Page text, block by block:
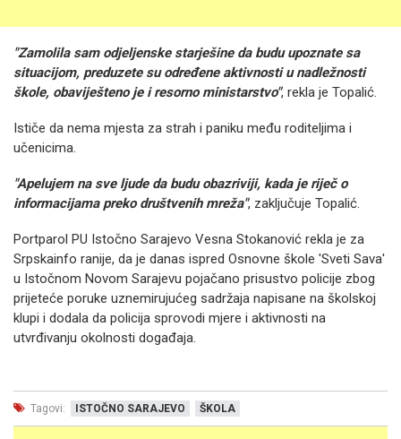
"Zamolila sam odjeljenske starješine da budu upoznate sa
situacijom, preduzete su određene aktivnosti u nadležnosti
škole, obaviješteno je i resorno ministarstvo", rekla je Topalić.
Ističe da nema mjesta za strah i paniku među roditeljima i
učenicima.
"Apelujem na sve ljude da budu obazriviji, kada je riječ o
informacijama preko društvenih mreža", zaključuje Topalić.
Portparol PU Istočno Sarajevo Vesna Stokanović rekla je za
Srpskainfo ranije, da je danas ispred Osnovne škole 'Sveti Sava'
u Istočnom Novom Sarajevu pojačano prisustvo policije zbog
prijeteće poruke uznemirujućeg sadržaja napisane na školskoj
klupi i dodala da policija sprovodi mjere i aktivnosti na
utvrđivanju okolnosti događaja.
Tagovi: ISTOČNO SARAJEVO ŠKOLA